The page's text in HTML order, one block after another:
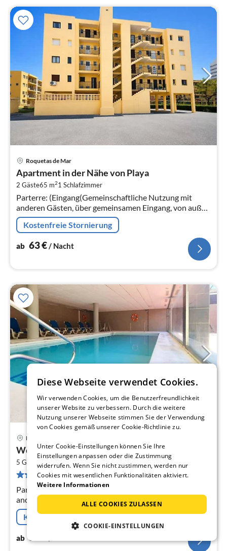
Roquetas de Mar
Apartment in der Nähe von Playa
2 Gäste65 m21 Schlafzimmer
Parterre: (Eingang(Gemeinschaftliche Nutzung mit
anderen Gästen, über gemeinsamen Eingang, von außen
erreichbar)) In der 4.
Kostenfreie Stornierung
ab 63€ / Nacht
Roquetas de Mar
Wohnung in Roquetas nahe Strand
5 Gäste 105 m 22Schlafzimmer
13 Bewertungen
Parterre: (Eingang(Gemeinschaftliche Nutzung mit
anderen Gästen, von außen erreichbar), Aufzug) In der
2.
Kostenfreie Stornierung
ab 53
Diese Webseite verwendet Cookies.
Wir verwenden Cookies, um die Benutzerfreundlichkeit
unserer Website zu verbessern. Durch die weitere
Nutzung unserer Webseite stimmen Sie der Verwendung
von Cookies gemäß unserer Cookie-Richtlinie zu.
Unter Cookie-Einstellungen können Sie Ihre
Einstellungen anpassen oder die Zustimmung
widerrufen. Wenn Sie nicht zustimmen, werden nur
Cookies mit wesentlichen Funktionalitäten aktiviert.
Weitere Informationen
ALLE COOKIES ZULASSEN
COOKIE-EINSTELLUNGEN